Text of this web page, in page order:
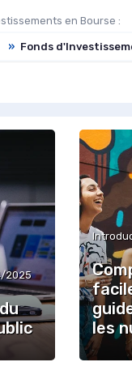
en Bourse :
» Fonds
2025
les